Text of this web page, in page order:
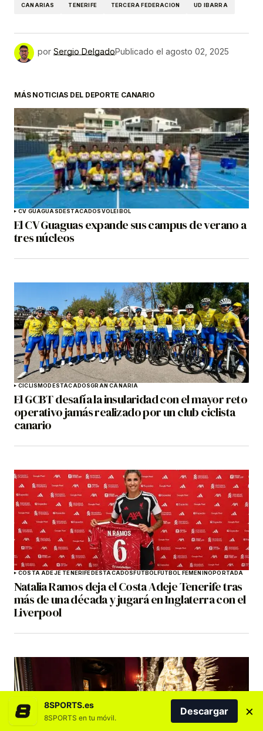
CANARIAS TENERIFE TERCERA FEDERACION UD IBARRA
por Sergio DelgadoPublicado el agosto 02, 2025
MÁS NOTICIAS DEL DEPORTE CANARIO
CV GUAGUASDESTACADOSVOLEIBOL
El CV Guaguas expande sus campus de verano a
tres núcleos
CICLISMODESTACADOSGRAN CANARIA
El GCBT desafía la insularidad con el mayor reto
operativo jamás realizado por un club ciclista
canario
COSTA ADEJE TENERIFEDESTACADOSFÚTBOLFÚTBOL FEMENINOPORTADA
Natalia Ramos deja el Costa Adeje Tenerife tras
más de una década y jugará en Inglaterra con el
Liverpool
8SPORTS.es
8SPORTS en tu móvil.
Descargar ×